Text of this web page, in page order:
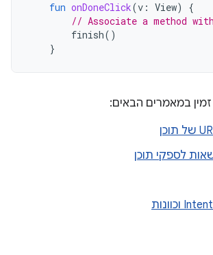
fun onDoneClick(v : View)
{
// Associate a method
finish()
}
במאמרים הבאים:
לספקי תוכן